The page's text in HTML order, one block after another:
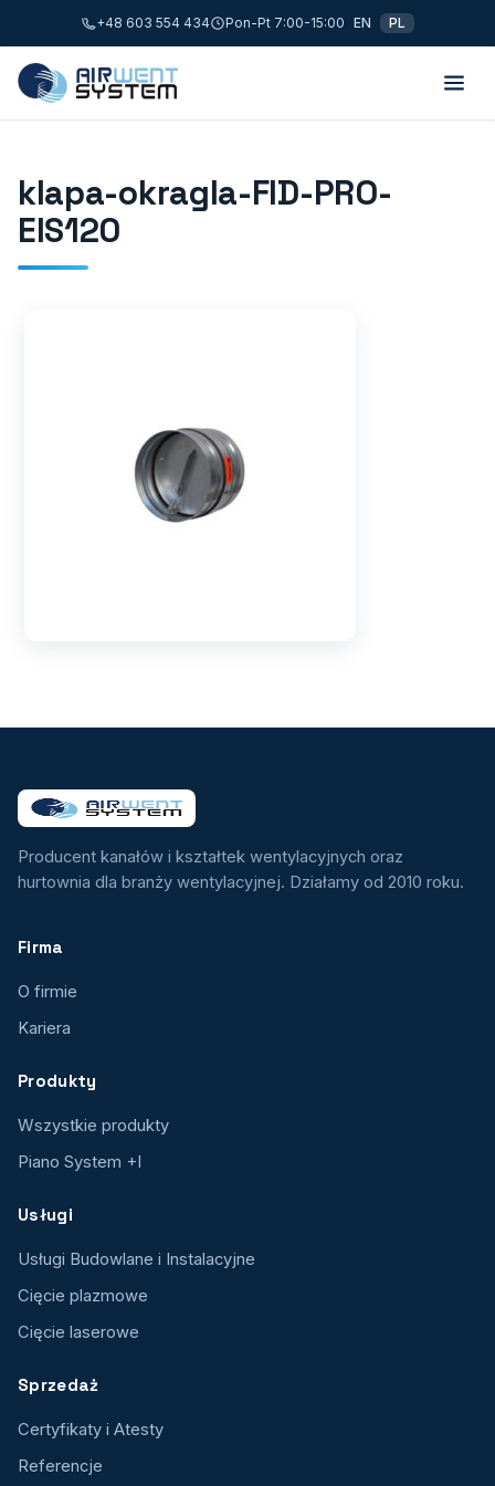
+48 603 554 434 Pon-Pt 7:00-15:00 EN PL
klapa-okragla-FID-PRO-
EIS120
Producent kanałów i kształtek wentylacyjnych oraz
hurtownia dla branży wentylacyjnej. Działamy od 2010 roku.
Firma
O firmie
Kariera
Produkty
Wszystkie produkty
Piano System +I
Usługi
Usługi Budowlane i Instalacyjne
Cięcie plazmowe
Cięcie laserowe
Sprzedaż
Certyfikaty i Atesty
Referencje